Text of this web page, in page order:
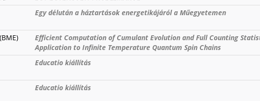
Egy délután a háztartások energetikájáról a Műegyetemen
Efficient Computation of Cumulant Evolution and Full Counting
Application to Infinite Temperature Quantum Spin Chains
Educatio kiállítás
Educatio kiállítás